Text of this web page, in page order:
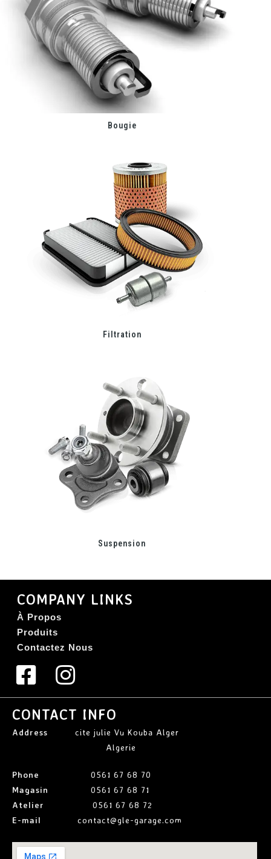
Bougie
Filtration
Suspension
COMPANY LINKS
À Propos
Produits
Contactez Nous
CONTACT INFO
Address cite julie Vu Kouba Alger
Algerie
Phone
0561 67 68 70
Magasin
0561 67 68 71
Atelier
0561 67 68 72
E-mail
contact@gle-garage.com